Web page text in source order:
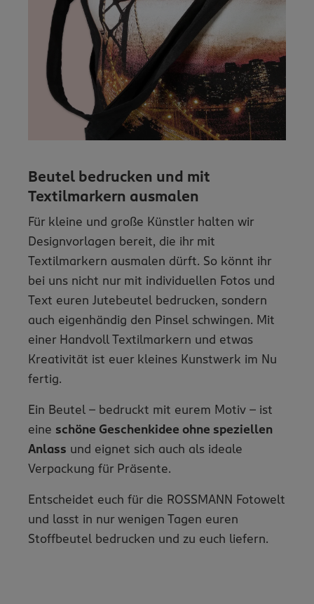
Beutel bedrucken und mit
Textilmarkern ausmalen
Für kleine und große Künstler halten wir
Designvorlagen bereit, die ihr mit
Textilmarkern ausmalen dürft. So könnt ihr
bei uns nicht nur mit individuellen Fotos und
Text euren Jutebeutel bedrucken, sondern
auch eigenhändig den Pinsel schwingen. Mit
einer Handvoll Textilmarkern und etwas
Kreativität ist euer kleines Kunstwerk im Nu
fertig.
Ein Beutel – bedruckt mit eurem Motiv – ist
eine schöne Geschenkidee ohne speziellen
Anlass und eignet sich auch als ideale
Verpackung für Präsente.
Entscheidet euch für die ROSSMANN Fotowelt
und lasst in nur wenigen Tagen euren
Stoffbeutel bedrucken und zu euch liefern.